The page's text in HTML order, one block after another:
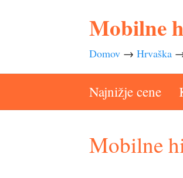
Mobilne
Domov → Hrvaška
Najnižje cene
Mobilne